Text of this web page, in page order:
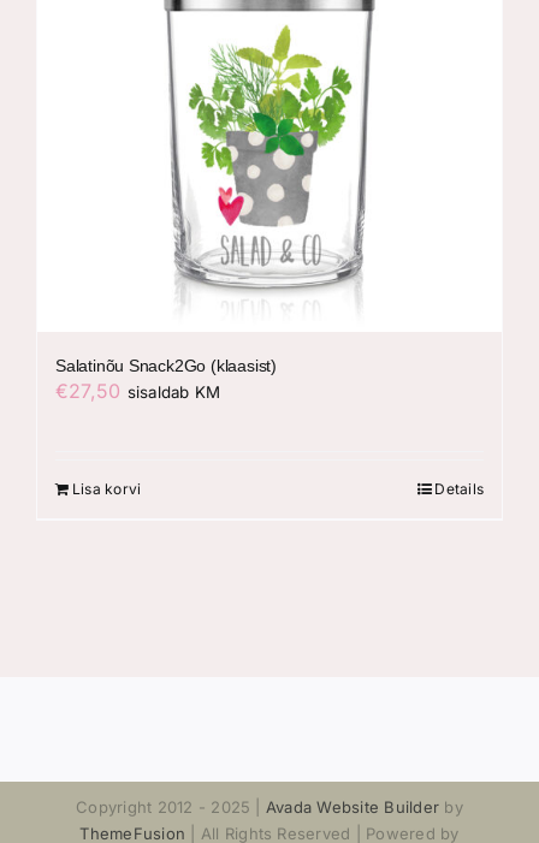
Salatinõu Snack2Go (klaasist)
€27,50 sisaldab KM
Lisa korvi Details
Copyright 2012 - 2025 | Avada Website Builder by
ThemeFusion | All Rights Reserved | Powered by